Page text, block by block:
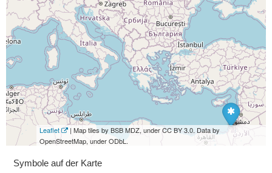
Leaflet
| Map tiles by BSB MDZ, under CC BY 3.0. Data by
OpenStreetMap, under ODbL.
Symbole auf der Karte